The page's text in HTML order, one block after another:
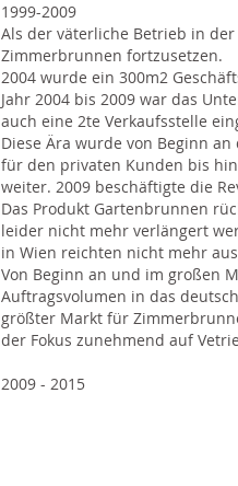
1999-2009
Als der väterliche Betrieb in
Zimmerbrunnen fortzusetzen.
2004 wurde ein 300m2
Jahr 2004 bis 2009 war das
auch eine 2te Verkaufsstelle
Diese Ära wurde von Beginn
für den privaten Kunden bis
weiter. 2009 beschäftigte die
Das Produkt Gartenbrunnen
leider nicht mehr verlängert
in Wien reichten nicht mehr
Von Beginn an und im großen
Auftragsvolumen in das
größter Markt für
der Fokus zunehmend auf
2009 - 2015